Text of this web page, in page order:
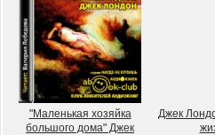
"Маленькая хозяйка
большого дома" Джек
Джек